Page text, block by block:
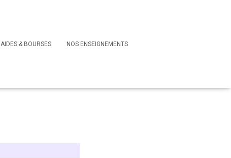
AIDES & BOURSES NOS ENSEIGNEMENTS